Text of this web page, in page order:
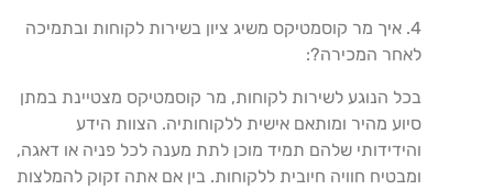
4. איך מר קוסמטיקס משיג ציון בשירות לקוחות ובתמיכה
לאחר המכירה?:
בכל הנוגע לשירות לקוחות, מר קוסמטיקס מצטיינת במתן
סיוע מהיר ומותאם אישית ללקוחותיה. הצוות הידע
והידידותי שלהם תמיד מוכן לתת מענה לכל פניה או דאגה,
ומבטיח חוויה חיובית ללקוחות. בין אם אתה זקוק להמלצות